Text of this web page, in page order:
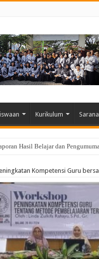
Kurikulum Sarana
Hasil Belajar dan
Kompetensi Guru